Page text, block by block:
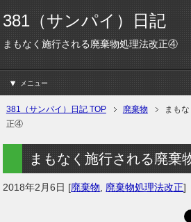
381（サンパイ）日記
まもなく施行される廃棄物処理法改正④
メニュー
381（サンパイ）日記 TOP 廃棄物
まも
正④
まもなく施行される廃
2018年2月6日 [廃棄物 廃棄物処理法改正]